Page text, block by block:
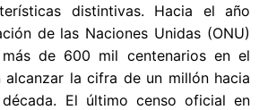
distintivas. Hacia el año
de las Naciones Unidas (ONU)
de 600 mil centenarios en el
alcanzar la cifra de un millón hacia
El último censo oficial en